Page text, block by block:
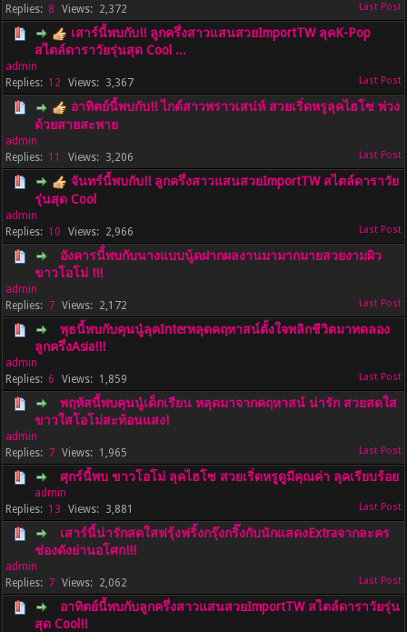
8
2,372
เสาร์นี้พบกับ!! ลูกครึ่งสาวแสนสวยImportTW ลุคK-Pop
สไตล์ดาราวัยรุ่นสุด Cool ...
admin
12
3,367
อาทิตย์นี้พบกับ!! ไกด์สาวพราวเสน่ห์ สวยเริ่ดหรูลุคไฮโซ พ่วง
ด้วยสายสะพาย
admin
11
3,206
จันทร์นี้พบกับ!! ลูกครึ่งสาวแสนสวยImportTW สไตล์ดาราวัย
รุ่นสุด Cool
admin
10
2,966
อังคารนี้่พบกับนางแบบนู้ดฝากผลงานมามากมายสวยงามผิว
ขาวโอโม่ !!!
admin
7
2,172
พุธนี้พบกับคุนนู๋ลุคInterหลุดคฤหาสน์ตั้งใจพลิกชีวิตมาทดลอง
ลูกครึ่งAsia!!!
admin
6
1,859
พฤหัสนี้พบคุนนู๋เด็กเรียน หลุดมาจากคฤหาสน์ น่ารัก สวยสดใส
ขาวใสโอโม่สะท้อนแสง!
admin
7
1,965
ศุกร์นี้พบ ขาวโอโม่ ลุคไฮโซ สวยเริ่ดหรูดูมีคุณค่า ลุคเรียบร้อย
admin
13
3,881
เสาร์นี้น่ารักสดใสฟรุ้งฟริ้งกรุ๊งกริ๊งกับนักแสดงExtraจากละคร
ช่องดังย่านอโศก!!!
admin
7
2,062
อาทิตย์นี้พบกับลูกครึ่งสาวแสนสวยImportTW สไตล์ดาราวัยรุ่น
สุด Cool!!